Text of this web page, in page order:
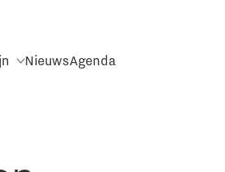
NieuwsAgenda